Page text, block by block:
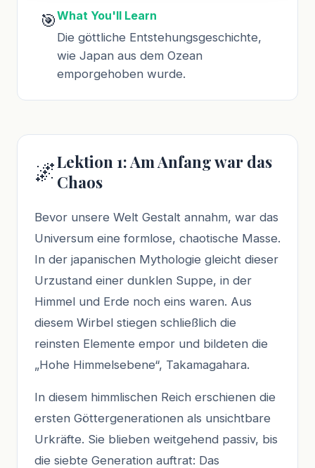
🎯What You'll Learn
Die göttliche Entstehungsgeschichte,
wie Japan aus dem Ozean
emporgehoben wurde.
🌌Lektion 1: Am Anfang war das
Chaos
Bevor unsere Welt Gestalt annahm, war das
Universum eine formlose, chaotische Masse.
In der japanischen Mythologie gleicht dieser
Urzustand einer dunklen Suppe, in der
Himmel und Erde noch eins waren. Aus
diesem Wirbel stiegen schließlich die
reinsten Elemente empor und bildeten die
„Hohe Himmelsebene“, Takamagahara.
In diesem himmlischen Reich erschienen die
ersten Göttergenerationen als unsichtbare
Urkräfte. Sie blieben weitgehend passiv, bis
die siebte Generation auftrat: Das